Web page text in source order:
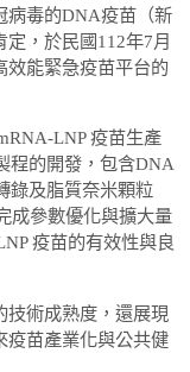
病毒的DNA疫苗（新
，於民國112年7月
效能緊急疫苗平台的
LNP 疫苗生產
程的開發，包含DNA
錄及脂質奈米顆粒
成參數優化與擴大量
疫苗的有效性與良
技術成熟度，還展現
疫苗產業化與公共健